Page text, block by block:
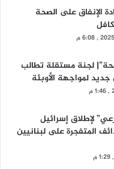
الإنفاق على الصحة
لجنة مستقلة تطالب
لمواجهة الأوبئة
لإطلاق إسرائيل
المتفجرة على لبنانيين